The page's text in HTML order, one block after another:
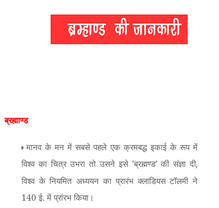
ब्रह्माण्ड
मानव के मन में सबसे पहले एक क्रमबद्ध इकाई के रूप में
विश्व का चित्र उभरा तो उसने इसे ‘ब्रह्मण्ड‘की संज्ञा दी,
विश्व के नियमित अध्ययन का प्रारंभ क्लाडियस टॉलमी ने
140 ई. में प्रांरभ किया।